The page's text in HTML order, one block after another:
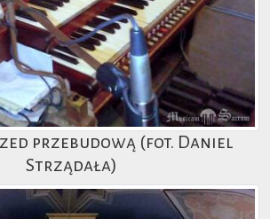
przebudową (fot. Daniel
Strządała)